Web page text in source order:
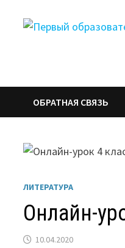
ОБРАТНАЯ СВЯЗЬ
ЛИТЕРАТУРА
Онлайн-
10.04.2020